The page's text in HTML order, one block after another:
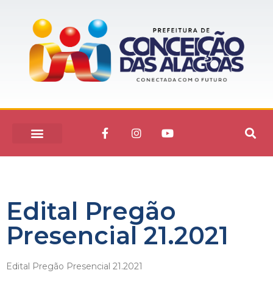
Edital Pregão
Presencial 21.2021
Edital Pregão Presencial 21.2021